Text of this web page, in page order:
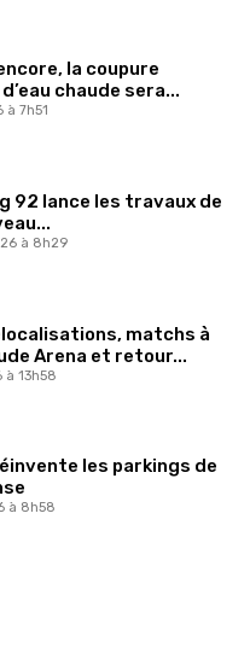
la coupure
chaude sera...
7h51
92 lance les travaux de
à 8h29
matchs à
Arena et retour...
à 13h58
les parkings de
à 8h58